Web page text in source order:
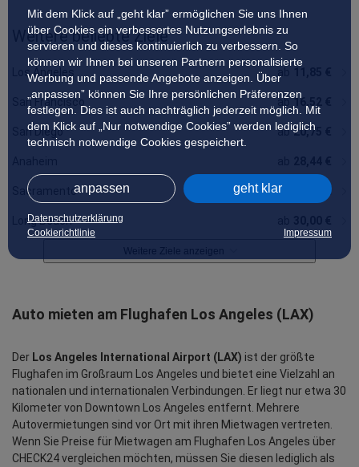
Mit dem Klick auf „geht klar” ermöglichen Sie uns Ihnen
über Cookies ein verbessertes Nutzungserlebnis zu
servieren und dieses kontinuierlich zu verbessern. So
können wir Ihnen bei unseren Partnern personalisierte
Werbung und passende Angebote anzeigen. Über
„anpassen” können Sie Ihre persönlichen Präferenzen
festlegen. Dies ist auch nachträglich jederzeit möglich. Mit
dem Klick auf „Nur notwendige Cookies” werden lediglich
technisch notwendige Cookies gespeichert.
anpassen geht klar
Datenschutzerklärung
Cookierichtlinie
Impressum
Weitere beliebte Ziele
Los Angeles
San Francisco ab 16,52 €
San Diego ab 20,75 €
Sacramento ab 25,33 €
Long Beach
Oakland
ab 30,22 €
Santa Barbara
ab 28,64 €
Burbank
ab 27,86 €
Santa Ana
ab 25,50 €
Monterey
ab 23,99 €
Berkeley
ab 33,04 €
Palm Springs
ab 26,45 €
Palo Alto
ab 33,26 €
Fresno
ab 28,67 €
Carlsbad
ab 30,39 €
Escondido
ab 34,73 €
Bakersfield
ab 29,86 €
Modesto
ab 37,55 €
Costa Mesa
ab 64,00 €
Eureka
ab 33,73 €
Weitere Ziele anzeigen
Auto mieten am Flughafen Los Angeles (LAX)
Der Los Angeles International Airport (LAX) ist der größte
Flughafen im Großraum Los Angeles und bietet eine Vielzahl an
nationalen und internationalen Verbindungen. Er liegt nur etwa 30
Kilometer von Downtown Los Angeles entfernt. Mehrere
Autovermietungen sind vor Ort mit ihren Mietwagen vertreten.
Wenn Sie Preise für Mietwagen am Flughafen Los Angeles über
CHECK24 vergleichen möchten, müssen Sie diesen lediglich als